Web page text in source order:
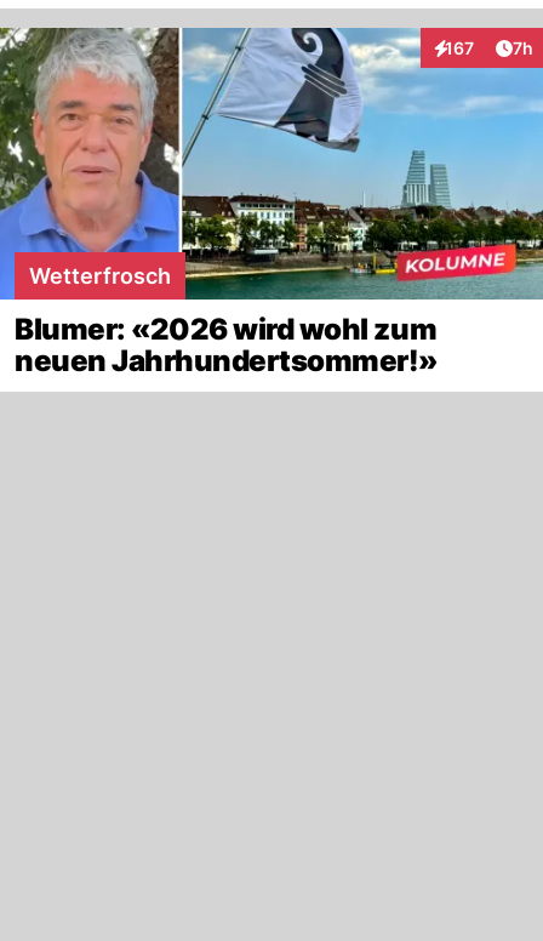
167
Interaktionen
7h
Wetterfrosch
Blumer: «2026 wird wohl zum
neuen Jahrhundertsommer!»